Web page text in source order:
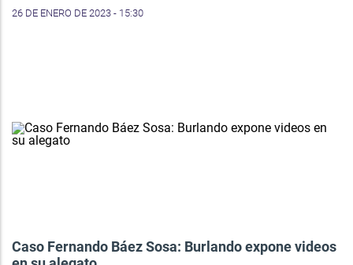
26 DE ENERO DE 2023 - 15:30
Caso Fernando Báez Sosa: Burlando expone videos